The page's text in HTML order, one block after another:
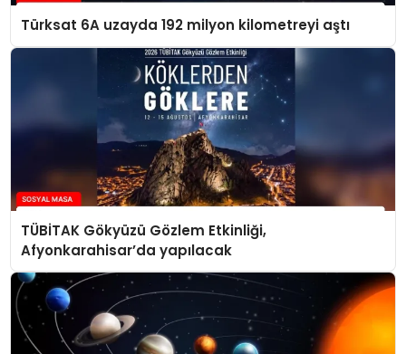
Türksat 6A uzayda 192 milyon kilometreyi aştı
TÜBİTAK Gökyüzü Gözlem Etkinliği,
Afyonkarahisar’da yapılacak